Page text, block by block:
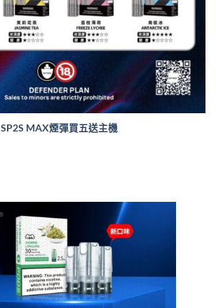
SP2S MAX煙彈買五送主機